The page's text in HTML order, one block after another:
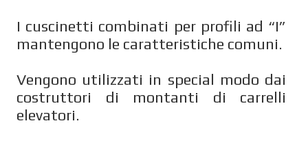
I cuscinetti combinati per profili ad “I”
mantengono le caratteristiche comuni.
Vengono utilizzati in special modo dai
costruttori di montanti di carrelli
elevatori.